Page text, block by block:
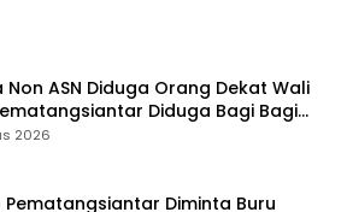
Non ASN Diduga Orang Dekat Wali
Diduga Bagi Bagi
ke Kontraktor
2026
Pematangsiantar Diminta Buru